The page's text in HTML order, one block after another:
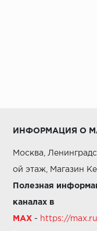
ИНФОРМАЦИЯ О
Москва,
ой этаж, Магазин
Полезная
каналах в
MAX - https://